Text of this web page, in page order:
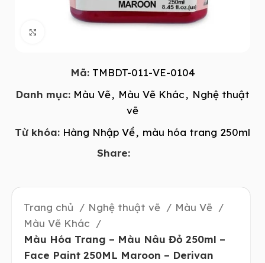
Mã: TMBDT-011-VE-0104
Danh mục: Màu Vẽ, Màu Vẽ Khác, Nghệ thuật
vẽ
Từ khóa: Hàng Nhập Về, màu hóa trang 250ml
Share:
Trang chủ Nghệ thuật vẽ
Màu Vẽ
Màu Vẽ Khác
Màu Hóa Trang – Màu Nâu Đỏ 250ml –
Face Paint 250ML Maroon – Derivan